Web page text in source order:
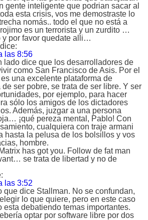
gente inteligente que podrian sacar al
esta crisis, vos me demostraste lo
nomás.. todo el que no está a
es un terrorista y un zurdito …
y por favor quedate alli…
dice:
las 8:56
lado dice que los desarrolladores de
como San Francisco de Asis. Por el
una excelente plataforma de
ser pobre, se trata de ser libre. Y ser
por ejemplo, para hacer
sólo los amigos de los dictadores
Además, juzgar a una persona
¡qué pereza mental, Pablo! Con
cualquiera con traje armani
hasta la pelusa de los bolsillos y vos
hombre.
has got you. Follow de fat man
se trata de libertad y no de
las 3:52
que dice Stallman. No se confundan,
lo que quiere, pero en este caso
esta debatiendo temas importantes.
optar por software libre por dos